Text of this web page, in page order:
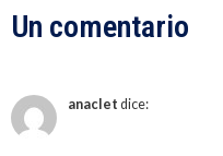
Un comentario
anaclet dice: